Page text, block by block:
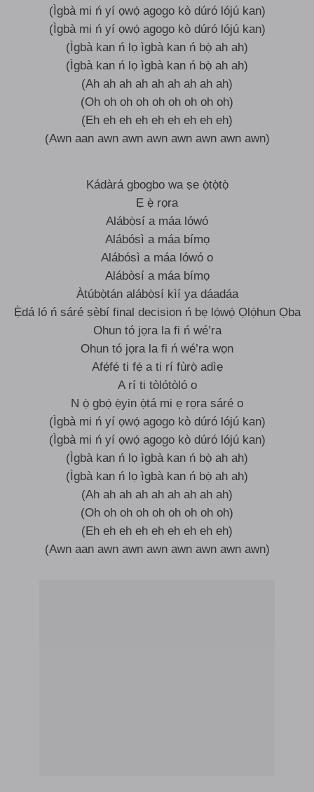
(Ìgbà mi ń yí ọwọ́ agogo kò dúró lójú kan)
(Ìgbà mi ń yí ọwọ́ agogo kò dúró lójú kan)
(Ìgbà kan ń lọ ìgbà kan ń bọ̀ ah ah)
(Ìgbà kan ń lọ ìgbà kan ń bọ̀ ah ah)
(Ah ah ah ah ah ah ah ah ah)
(Oh oh oh oh oh oh oh oh oh)
(Eh eh eh eh eh eh eh eh eh)
(Awn aan awn awn awn awn awn awn awn)
Kádàrá gbogbo wa ṣe ọ̀tọ̀tọ̀
Ẹ ẹ̀ rọra
Alábọ̀sí a máa lówó
Alábósì a máa bímọ
Alábósì a máa lówó o
Alábòsí a máa bímọ
Àtúbọ̀tán alábọ̀sí kìí ya dáadáa
Ẹ̀dá ló ń sáré ṣèbí final decision ń bẹ lọ́wọ́ Ọlọ́hun Ọba
Ohun tó jọra la fi ń wé’ra
Ohun tó jọra la fi ń wé’ra wọn
Afẹ́fẹ́ ti fẹ́ a ti rí fùrọ̀ adìẹ
A rí ti tòlótòló o
N ọ̀ gbọ́ ẹ̀yin ọ̀tá mi ẹ rọra sáré o
(Ìgbà mi ń yí ọwọ́ agogo kò dúró lójú kan)
(Ìgbà mi ń yí ọwọ́ agogo kò dúró lójú kan)
(Ìgbà kan ń lọ ìgbà kan ń bọ̀ ah ah)
(Ìgbà kan ń lọ ìgbà kan ń bọ̀ ah ah)
(Ah ah ah ah ah ah ah ah ah)
(Oh oh oh oh oh oh oh oh oh)
(Eh eh eh eh eh eh eh eh eh)
(Awn aan awn awn awn awn awn awn awn)